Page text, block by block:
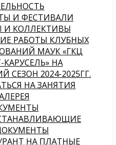
И ФЕСТИВАЛИ
И КОЛЛЕКТИВЫ
РАБОТЫ КЛУБНЫХ
МАУК «ГКЦ
КАРУСЕЛЬ» НА
СЕЗОН 2024-2025ГГ.
НА ЗАНЯТИЯ
НА ПЛАТНЫЕ